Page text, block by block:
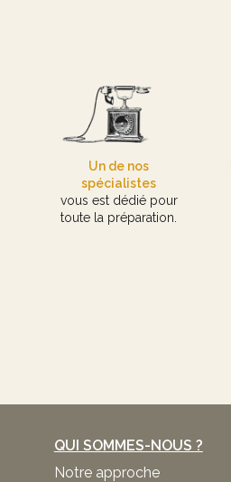
Un de nos
spécialistes
vous est dédié pour
toute la préparation.
QUI SOMMES-NOUS ?
Notre approche